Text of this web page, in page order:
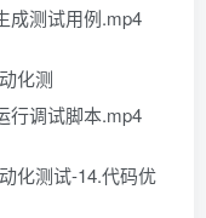
成测试用例.mp4
化测
行调试脚本.mp4
化测试-14.代码优